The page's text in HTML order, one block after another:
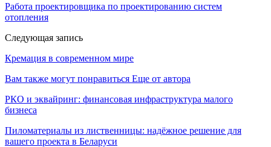
Работа проектировщика по проектированию систем
отопления
Следующая запись
Кремация в современном мире
Вам также могут понравиться Еще от автора
РКО и эквайринг: финансовая инфраструктура малого
бизнеса
Пиломатериалы из лиственницы: надёжное решение для
вашего проекта в Беларуси